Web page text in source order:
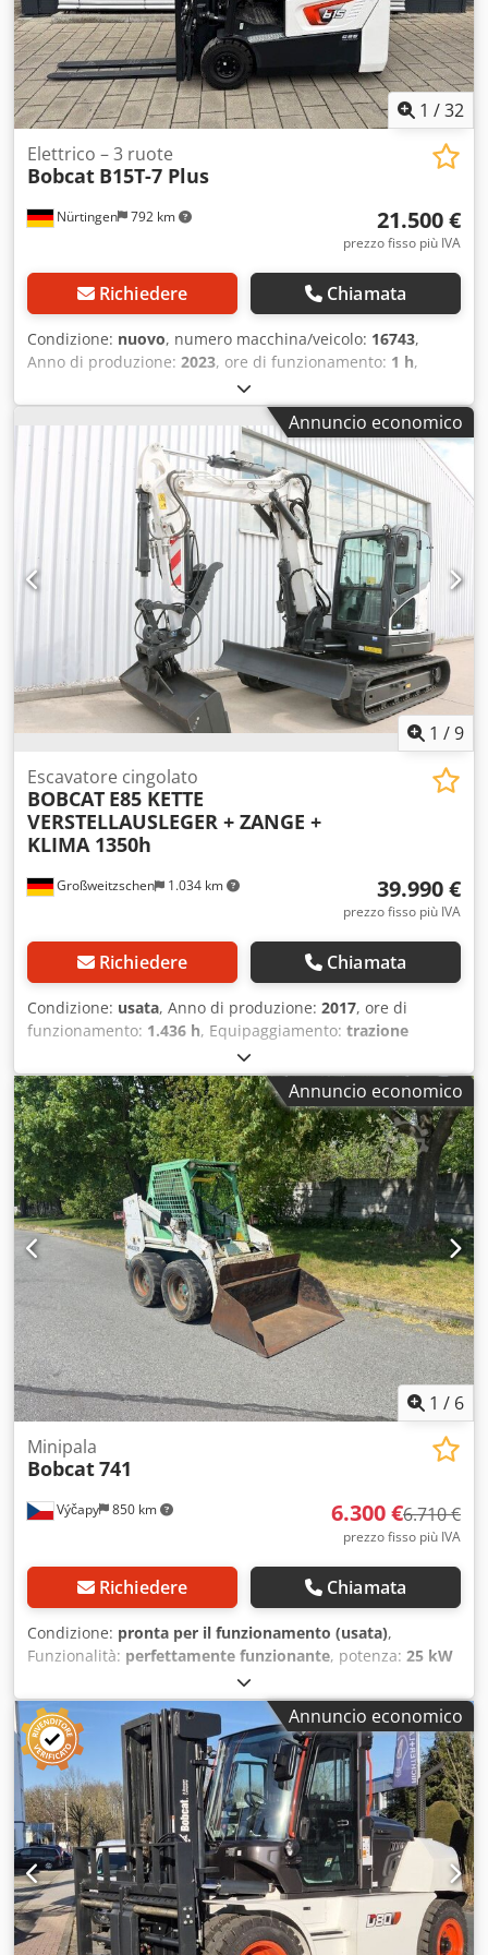
1 /32
Nürtingen 792 km
Elettrico – 3 ruote
Bobcat B15T-7 Plus
21.500 €
prezzo fisso più IVA
Richiedere Chiamata
Condizione: nuovo, numero macchina/veicolo: 16743,
Anno di produzione: 2023, ore di funzionamento: 1 h,
, altezza di sollevamento:
sollevamento libero:1.545 mm, baricentro del carico:500
elettrico, tipo di montante:
triplex
, altezza di costruzione:2.130 mm, tensione della
, lunghezza delle forche:1.200 mm
dimensione pneumatico anteriore:18x7-8, misura
pneumatico posteriore:
15x4,5-8, peso complessivo:3.140
, 5069976 Codpfoyhizxex Af Hjha Numero di serie:
FBA11-4180-08577 Specifiche della batteria: 48 V, 575 Ah
Annuncio economico
1 /9
Großweitzschen 1.034 km
Escavatore cingolato
BOBCAT E85 KETTE
VERSTELLAUSLEGER + ZANGE +
KLIMA 1350h
39.990 €
prezzo fisso più IVA
Richiedere Chiamata
Condizione: usata, Anno di produzione: 2017, ore di
funzionamento: 1.436 h, Equipaggiamento: trazione
, Offriamo un raro modello E85, non proveniente
da un piccolo cantiere edile, dotato di climatizzatore. *
BRACCIO TELESCOPICO con BENNE/GRIP * Benna idraulica
per scavo, disponibile su richiesta, in pronta consegna con
un piccolo sovrapprezzo * proveniente da un piccolo
cantiere edile * versione tedesca * solo 1350 ore di
funzionamento * cingoli in gomma * revisione generale
effettuata nel 2025 presso BOBCAT * motore diesel da 44
KW, marca Yanmar * predisposizione per l'aggiunta di altri
attrezzi * sistema di aggancio rapido * fari supplementari
* ottime condizioni generali ----Siamo un'officina
autorizzata specializzata in veicoli e macchinari edili;
offriamo preventivi senza impegno, possibilità di
finanziamento, permuta e noleggio con riscatto per veicoli
di ogni tipo.---- Chedpfozr Avvsx Af Hja
Annuncio economico
1 / 6
Výčapy 850 km
Minipala
Bobcat741
6.300 €6.710 €
prezzo fisso più IVA
Richiedere Chiamata
Condizione: pronta per il funzionamento (usata),
Funzionalità: perfettamente funzionante, potenza: 25 kW
, Anno di produzione:
funzionamento:5.700 h, Bobcat 741 con motore Deutz da
29,5 HP 5700 ore di lavoro, anno di costruzione circa 1990
Chodpfxsy Skqwo Af Hsa Benna
Annuncio economico